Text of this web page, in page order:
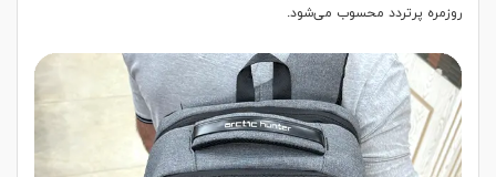
روزمره پرتردد محسوب می‌شود.